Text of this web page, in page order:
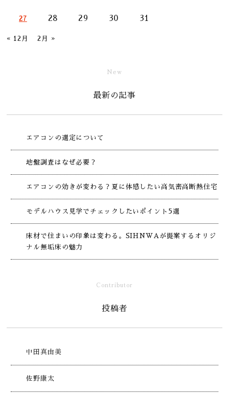
27 28 29 30 31
« 12月 2月 »
New
最新の記事
エアコンの選定について
地盤調査はなぜ必要？
エアコンの効きが変わる？夏に体感したい高気密高断熱住宅
モデルハウス見学でチェックしたいポイント5選
床材で住まいの印象は変わる。SIHNWAが提案するオリジ
ナル無垢床の魅力
Contributor
投稿者
中田真由美
佐野康太